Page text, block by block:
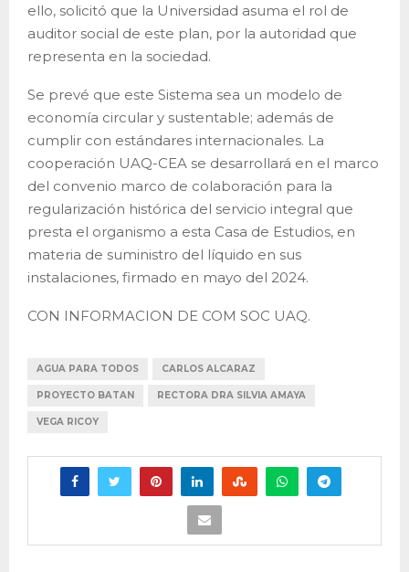
ello, solicitó que la Universidad asuma el rol de
auditor social de este plan, por la autoridad que
representa en la sociedad.
Se prevé que este Sistema sea un modelo de
economía circular y sustentable; además de
cumplir con estándares internacionales. La
cooperación UAQ-CEA se desarrollará en el marco
del convenio marco de colaboración para la
regularización histórica del servicio integral que
presta el organismo a esta Casa de Estudios, en
materia de suministro del líquido en sus
instalaciones, firmado en mayo del 2024.
CON INFORMACION DE COM SOC UAQ.
AGUA PARA TODOS CARLOS ALCARAZ
PROYECTO BATAN RECTORA DRA SILVIA AMAYA
VEGA RICOY